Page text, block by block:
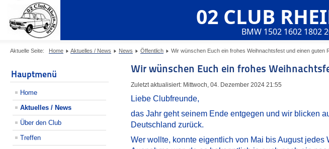
02 CLUB
BMW 1502 1602 1802
Aktuelle Seite: Home Aktuelles / News News Öffentlich Wir wünschen Euch ein frohes Weihnachtsfest und einen guten
Hauptmenü
Home
Aktuelles / News
Über den Club
Treffen
Wir wünschen Euch ein frohes
Zuletzt aktualisiert: Mittwoch, 04. Dezember 2024 21:55
Liebe Clubfreunde,
das Jahr geht seinem Ende entgegen und wir blicken
Deutschland zurück.
Wer wollte, konnte eigentlich von Mai bis August